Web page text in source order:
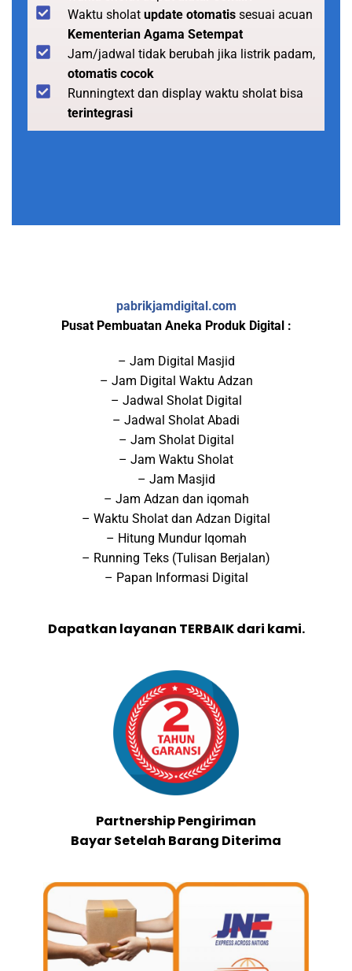
Waktu sholat update otomatis sesuai acuan
Kementerian Agama Setempat
Jam/jadwal tidak berubah jika listrik padam,
otomatis cocok
Runningtext dan display waktu sholat bisa
terintegrasi
pabrikjamdigital.com
Pusat Pembuatan Aneka Produk Digital :
– Jam Digital Masjid
– Jam Digital Waktu Adzan
– Jadwal Sholat Digital
– Jadwal Sholat Abadi
– Jam Sholat Digital
– Jam Waktu Sholat
– Jam Masjid
– Jam Adzan dan iqomah
– Waktu Sholat dan Adzan Digital
– Hitung Mundur Iqomah
– Running Teks (Tulisan Berjalan)
– Papan Informasi Digital
Dapatkan layanan TERBAIK dari kami.
Partnership Pengiriman
Bayar Setelah Barang Diterima